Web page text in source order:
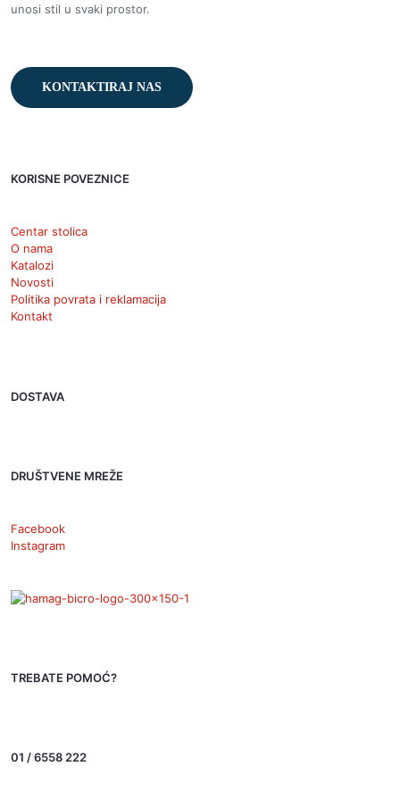
unosi stil u svaki prostor.
KONTAKTIRAJ NAS
KORISNE POVEZNICE
Centar stolica
O nama
Katalozi
Novosti
Politika povrata i reklamacija
Kontakt
DOSTAVA
DRUŠTVENE MREŽE
Facebook
Instagram
TREBATE POMOĆ?
01 / 6558 222